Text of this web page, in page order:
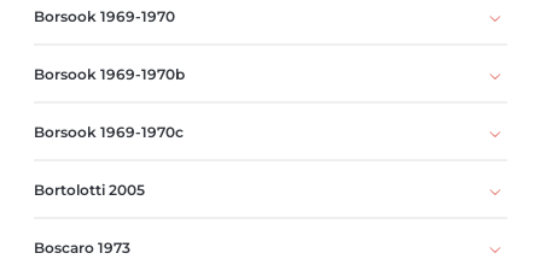
Borsook 1969-1970
Borsook 1969-1970b
Borsook 1969-1970c
Bortolotti 2005
Boscaro 1973